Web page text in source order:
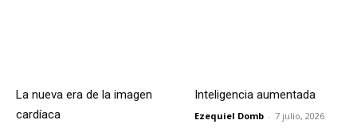
La nueva era de la imagen
cardíaca
Inteligencia aumentada
Ezequiel Domb - 7 julio, 2026